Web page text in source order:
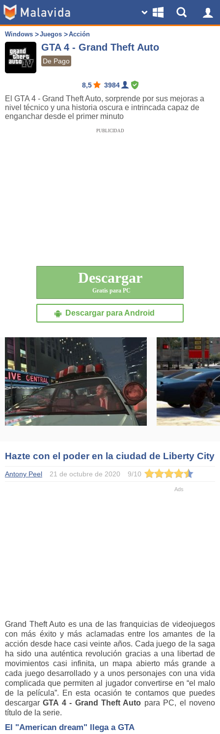
Windows Juegos Acción
GTA 4 - Grand Theft Auto
De Pago
8,5 3984
El GTA 4 - Grand Theft Auto, sorprende por sus mejoras a
nivel técnico y una historia oscura e intrincada capaz de
enganchar desde el primer minuto
PUBLICIDAD
Descargar
Gratis para PC
Descargar para Android
Hazte con el poder en la ciudad de Liberty City
Antony Peel 21 de octubre de 2020 9/10
Grand Theft Auto es una de las franquicias de videojuegos
con más éxito y más aclamadas entre los amantes de la
acción desde hace casi veinte años. Cada juego de la saga
ha sido una auténtica revolución gracias a una libertad de
movimientos casi infinita, un mapa abierto más grande a
cada juego desarrollado y a unos personajes con una vida
complicada que permiten al jugador convertirse en “el malo
de la película”. En esta ocasión te contamos que puedes
descargarGTA 4 - Grand Theft Auto para PC, el noveno
título de la serie.
El "American dream" llega a GTA